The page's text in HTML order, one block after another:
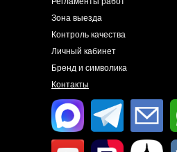
Зона выезда
Контроль качества
Личный кабинет
Бренд и символика
Контакты